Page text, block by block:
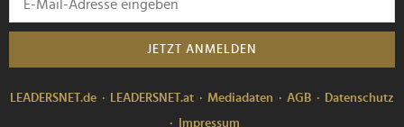
JETZT ANMELDEN
LEADERSNET.de LEADERSNET.at Mediadaten AGB
Datenschutz
Impressum